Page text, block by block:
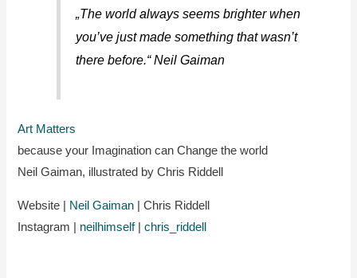
„The world always seems brighter when
you’ve just made something that wasn’t
there before.“ Neil Gaiman
Art Matters
because your Imagination can Change the world
Neil Gaiman, illustrated by Chris Riddell
Website | Neil Gaiman | Chris Riddell
Instagram | neilhimself|chris_riddell